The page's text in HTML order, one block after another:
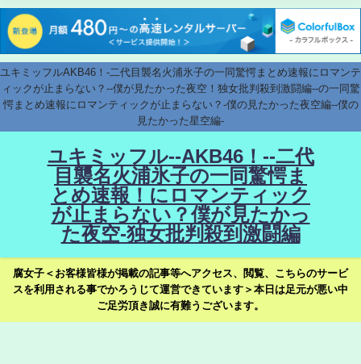
ユキミッフルAKB46！-二代目襲名火浦氷子の一同驚愕まとめ速報にロマンテ
ィックが止まらない？--僕が見たかった夜空！独女批判殺到激闘編--の一同驚
愕まとめ速報にロマンティックが止まらない？-僕の見たかった夜空編--僕の
見たかった星空編-
ユキミッフル--AKB46！--二代
目襲名火浦氷子の一同驚愕ま
とめ速報！にロマンティック
が止まらない？僕が見たかっ
た夜空-独女批判殺到激闘編
腐女子＜お客様皆様が掲載の記事等へアクセス、閲覧、こちらのサービ
スを利用される事でかろうじて運営できています＞本日は足元が悪い中
ご足労頂き誠に有難うございます。